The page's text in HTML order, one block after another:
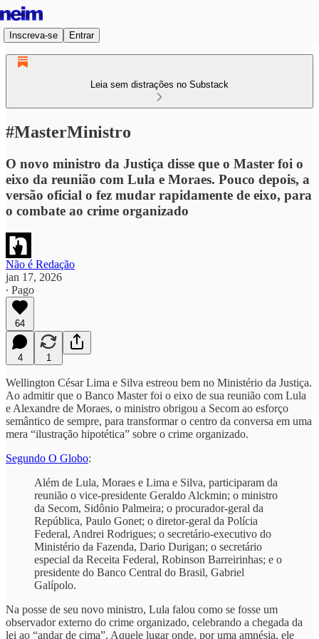
Inscreva-se Entrar
Leia sem distrações no Substack
#MasterMinistro
O novo ministro da Justiça disse que o Master foi o
eixo da reunião com Lula e Moraes. Pouco depois, a
versão oficial o fez mudar rapidamente de eixo, para
o combate ao crime organizado
Não é Redação
jan 17, 2026
∙ Pago
64
4 1
Wellington César Lima e Silva estreou bem no Ministério da Justiça.
Ao admitir que o Banco Master foi o eixo de sua reunião com Lula
e Alexandre de Moraes, o ministro obrigou a Secom ao esforço
semântico de sempre, para transformar o centro da conversa em uma
mera “ilustração hipotética” sobre o crime organizado.
Segundo O Globo:
Além de Lula, Moraes e Lima e Silva, participaram da
reunião o vice-presidente Geraldo Alckmin; o ministro
da Secom, Sidônio Palmeira; o procurador-geral da
República, Paulo Gonet; o diretor-geral da Polícia
Federal, Andrei Rodrigues; o secretário-executivo do
Ministério da Fazenda, Dario Durigan; o secretário
especial da Receita Federal, Robinson Barreirinhas; e o
presidente do Banco Central do Brasil, Gabriel
Galípolo.
Na posse de seu novo ministro, Lula falou como se fosse um
observador externo do crime organizado, celebrando a chegada da
lei ao “andar de cima”. Aquele lugar onde, por uma amnésia, ele